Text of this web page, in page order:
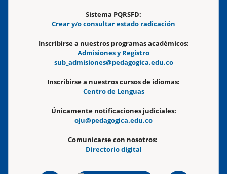
Sistema PQRSFD:
Crear y/o consultar estado radicación
Inscribirse a nuestros programas académicos:
Admisiones y Registro
sub_admisiones@pedagogica.edu.co
Inscribirse a nuestros cursos de idiomas:
Centro de Lenguas
Únicamente notificaciones judiciales:
oju@pedagogica.edu.co
Comunicarse con nosotros:
Directorio digital